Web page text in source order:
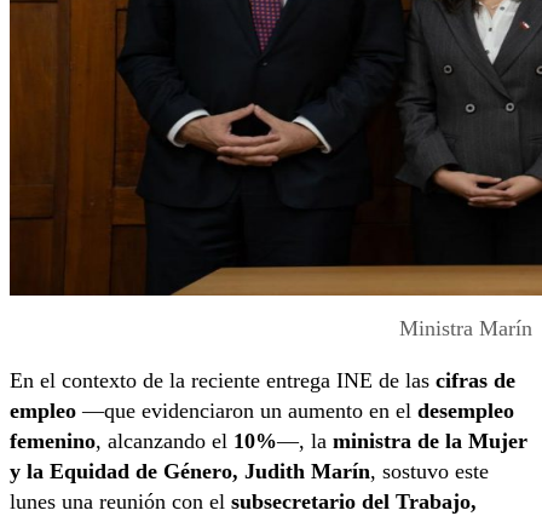
Ministra Marín
En el contexto de la reciente entrega INE de las cifras de
empleo —que evidenciaron un aumento en el desempleo
femenino, alcanzando el 10%—, la ministra de la Mujer
y la Equidad de Género, Judith Marín, sostuvo este
lunes una reunión con el subsecretario del Trabajo,